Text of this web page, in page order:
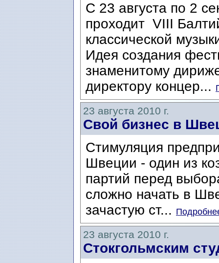
С 23 августа по 2
проходит VIII
классической
Идея создания
знаменитому
директору концер...
23 августа 2010 г.
Свой бизнес в
Стимуляция
Швеции - один из
партий перед
сложно начать в
зачастую ст...
23 августа 2010 г.
Стокгольмским